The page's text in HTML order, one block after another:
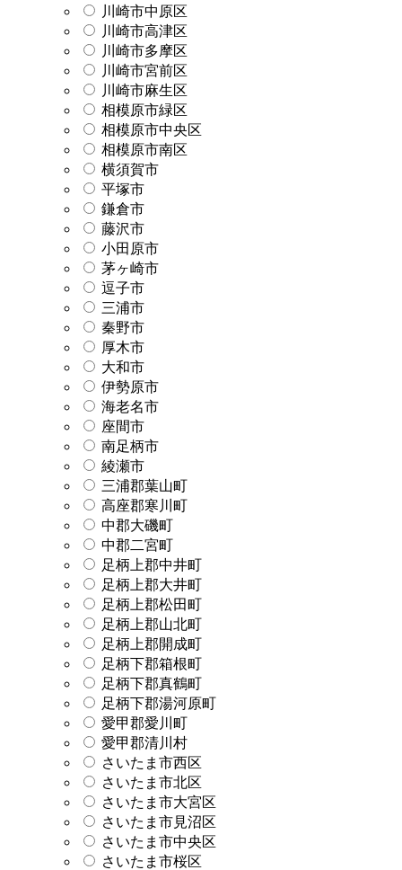
川崎市中原区
川崎市高津区
川崎市多摩区
川崎市宮前区
川崎市麻生区
相模原市緑区
相模原市中央区
相模原市南区
横須賀市
平塚市
鎌倉市
藤沢市
小田原市
茅ヶ崎市
逗子市
三浦市
秦野市
厚木市
大和市
伊勢原市
海老名市
座間市
南足柄市
綾瀬市
三浦郡葉山町
高座郡寒川町
中郡大磯町
中郡二宮町
足柄上郡中井町
足柄上郡大井町
足柄上郡松田町
足柄上郡山北町
足柄上郡開成町
足柄下郡箱根町
足柄下郡真鶴町
足柄下郡湯河原町
愛甲郡愛川町
愛甲郡清川村
さいたま市西区
さいたま市北区
さいたま市大宮区
さいたま市見沼区
さいたま市中央区
さいたま市桜区